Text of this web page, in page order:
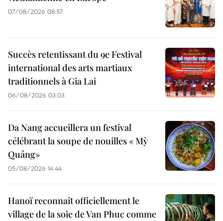
07/08/2026 08:57
Succès retentissant du 9e Festival
international des arts martiaux
traditionnels à Gia Lai
06/08/2026 03:03
Da Nang accueillera un festival
célébrant la soupe de nouilles « Mỳ
Quảng»
05/08/2026 14:44
Hanoï reconnaît officiellement le
village de la soie de Van Phuc comme